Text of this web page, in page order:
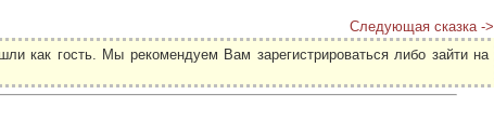
Следующая сказка ->
как гость. Мы рекомендуем Вам зарегистрироваться либо зайти на